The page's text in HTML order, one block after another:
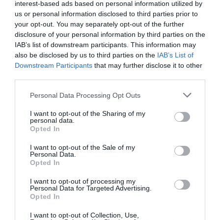
interest-based ads based on personal information utilized by
us or personal information disclosed to third parties prior to
your opt-out. You may separately opt-out of the further
disclosure of your personal information by third parties on the
IAB’s list of downstream participants. This information may
also be disclosed by us to third parties on the IAB’s List of
Downstream Participants that may further disclose it to other
Personal Data Processing Opt Outs
I want to opt-out of the Sharing of my
personal data.
Opted In
I want to opt-out of the Sale of my
Personal Data.
Opted In
I want to opt-out of processing my
Personal Data for Targeted Advertising.
Opted In
I want to opt-out of Collection, Use,
FAIRE UN DON
Appel aux lecteurs !
Soutenez Air Journal participezà son
développement !
NOUS SOUTENIR
DERNIERS COMMENTAIRES
Mathématiquesa commenté l'article :